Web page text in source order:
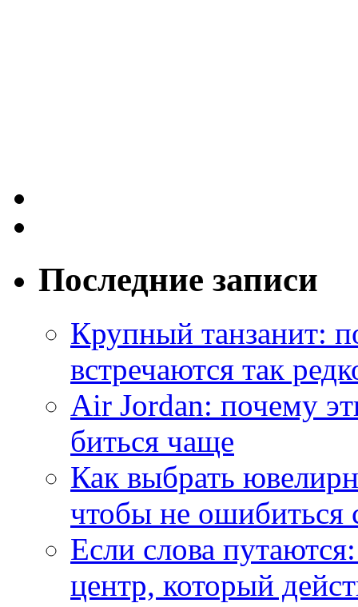
Последние записи
Крупный танзанит:
встречаются так
Air Jordan: почему
биться чаще
Как выбрать
чтобы не ошибиться
Если слова
центр, который